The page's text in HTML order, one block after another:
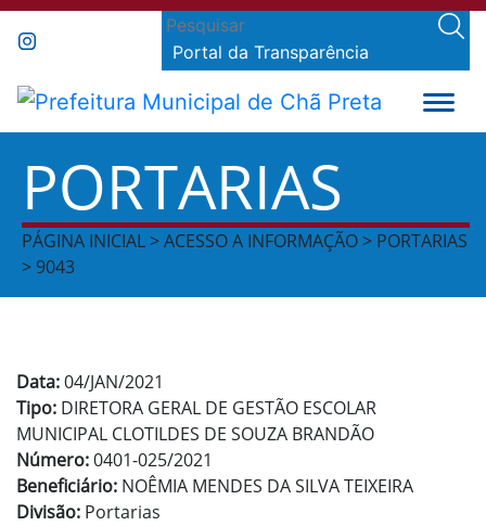
Portal da Transparência
PORTARIAS
PÁGINA INICIAL > ACESSO A INFORMAÇÃO > PORTARIAS
> 9043
Data:04/JAN/2021
Tipo: DIRETORA GERAL DE GESTÃO ESCOLAR
MUNICIPAL CLOTILDES DE SOUZA BRANDÃO
Número:0401-025/2021
Beneficiário: NOÊMIA MENDES DA SILVA TEIXEIRA
Divisão: Portarias